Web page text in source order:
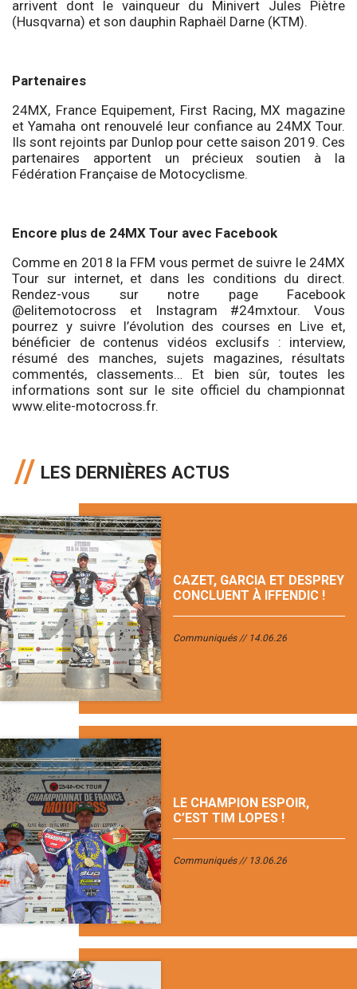
arrivent dont le vainqueur du Minivert Jules Piètre
(Husqvarna) et son dauphin Raphaël Darne (KTM).
Partenaires
24MX, France Equipement, First Racing, MX magazine
et Yamaha ont renouvelé leur confiance au 24MX Tour.
Ils sont rejoints par Dunlop pour cette saison 2019. Ces
partenaires apportent un précieux soutien à la
Fédération Française de Motocyclisme.
Encore plus de 24MX Tour avec Facebook
Comme en 2018 la FFM vous permet de suivre le 24MX
Tour sur internet, et dans les conditions du direct.
Rendez-vous sur notre page Facebook
@elitemotocross et Instagram #24mxtour. Vous
pourrez y suivre l’évolution des courses en Live et,
bénéficier de contenus vidéos exclusifs : interview,
résumé des manches, sujets magazines, résultats
commentés, classements… Et bien sûr, toutes les
informations sont sur le site officiel du championnat
www.elite-motocross.fr.
LES DERNIÈRES ACTUS
CAZET, GARCIA ET DESPREY
CONCLUENT À IFFENDIC !
Communiqués 14.06.26
LE CHAMPION ESPOIR,
C’EST TIM LOPES !
Communiqués 13.06.26